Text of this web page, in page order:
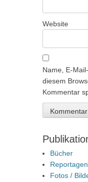
Website
Name, E-
diesem
Kommentar
Bücher
Reportagen
Fotos /